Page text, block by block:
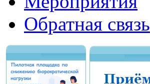
Обратная связь